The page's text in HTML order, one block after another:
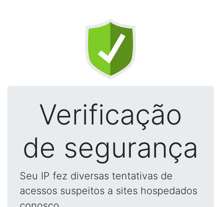
Verificação
de segurança
Seu IP fez diversas tentativas de
acessos suspeitos a sites hospedados